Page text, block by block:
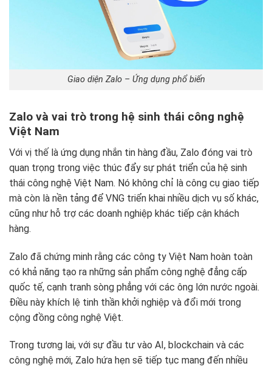
Giao diện Zalo – Ứng dụng phổ biến
Zalo và vai trò trong hệ sinh thái công nghệ
Việt Nam
Với vị thế là ứng dụng nhắn tin hàng đầu, Zalo đóng vai trò
quan trọng trong việc thúc đẩy sự phát triển của hệ sinh
thái công nghệ Việt Nam. Nó không chỉ là công cụ giao tiếp
mà còn là nền tảng để VNG triển khai nhiều dịch vụ số khác,
cũng như hỗ trợ các doanh nghiệp khác tiếp cận khách
hàng.
Zalo đã chứng minh rằng các công ty Việt Nam hoàn toàn
có khả năng tạo ra những sản phẩm công nghệ đẳng cấp
quốc tế, cạnh tranh sòng phẳng với các ông lớn nước ngoài.
Điều này khích lệ tinh thần khởi nghiệp và đổi mới trong
cộng đồng công nghệ Việt.
Trong tương lai, với sự đầu tư vào AI, blockchain và các
công nghệ mới, Zalo hứa hẹn sẽ tiếp tục mang đến nhiều